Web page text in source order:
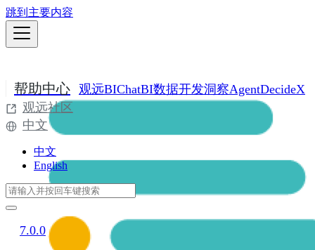
跳到主要内容
帮助中心 观远BIChatBI数据开发洞察AgentDecideX
观远社区
中文
中文
English
7.0.0